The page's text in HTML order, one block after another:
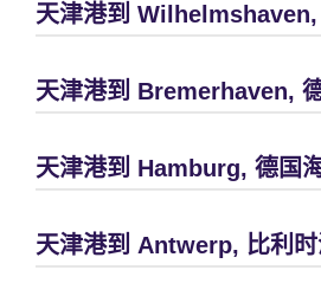
天津港到
天津港到 Bremerhaven,
天津港到 Hamburg, 德国
天津港到 Antwerp, 比利